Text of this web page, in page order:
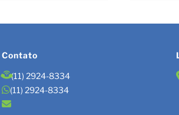
Contato
(11) 2924-8334
(11) 2924-8334